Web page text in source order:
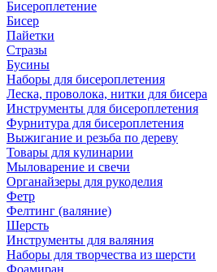
Бисероплетение
Бисер
Пайетки
Стразы
Бусины
Наборы для бисероплетения
Леска, проволока, нитки для бисера
Инструменты для бисероплетения
Фурнитура для бисероплетения
Выжигание и резьба по дереву
Товары для кулинарии
Мыловарение и свечи
Органайзеры для рукоделия
Фетр
Фелтинг (валяние)
Шерсть
Инструменты для валяния
Наборы для творчества из шерсти
Фоамиран